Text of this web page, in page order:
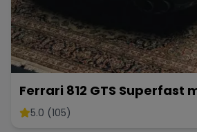
Ferrari 812 GTS Superfast
800 PS V12 Sportwagen Exot
5.0 (105)